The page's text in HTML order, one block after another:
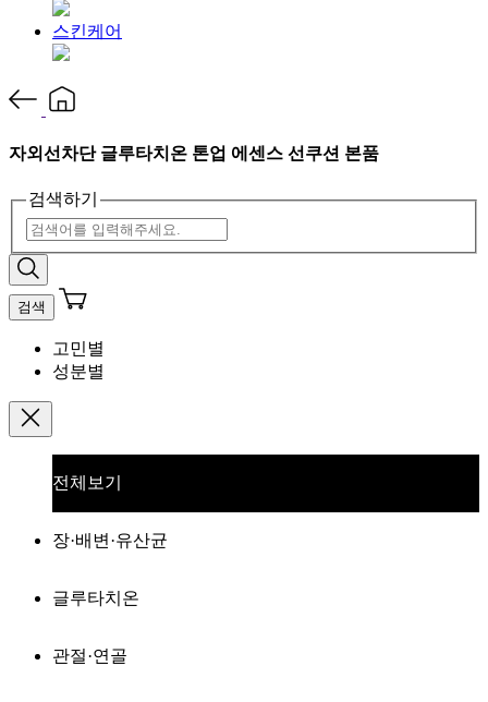
스킨케어
자외선차단 글루타치온 톤업 에센스 선쿠션 본품
검색하기
검색
고민별
성분별
전체보기
장·배변·유산균
글루타치온
관절·연골